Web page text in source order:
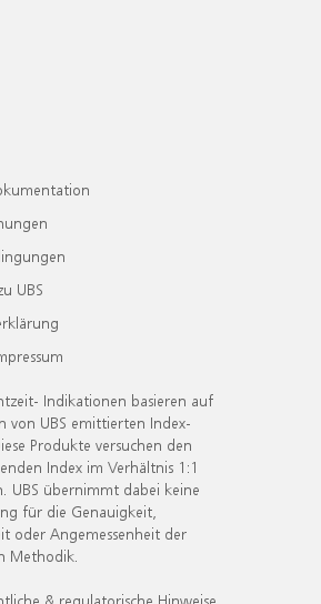
UBS
Indikationen basieren auf
von UBS emittierten Index-
Produkte versuchen den
Index im Verhältnis 1:1
UBS übernimmt dabei keine
für die Genauigkeit,
oder Angemessenheit der
Methodik.